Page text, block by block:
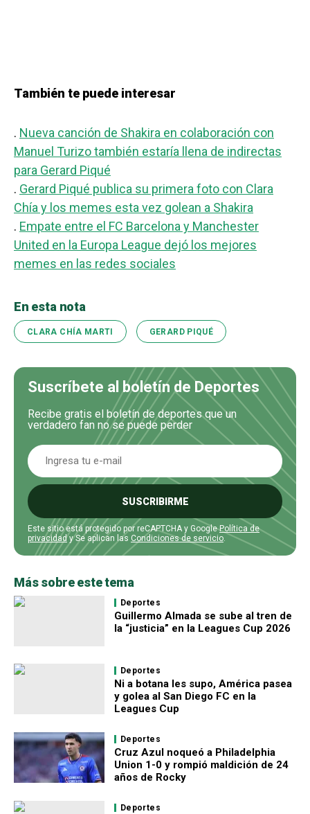
También te puede interesar
. Nueva canción de Shakira en colaboración con
Manuel Turizo también estaría llena de indirectas
para Gerard Piqué
. Gerard Piqué publica su primera foto con Clara
Chía y los memes esta vez golean a Shakira
. Empate entre el FC Barcelona y Manchester
United en la Europa League dejó los mejores
memes en las redes sociales
En esta nota
CLARA CHÍA MARTI GERARD PIQUÉ
Suscríbete al boletín de Deportes
Recibe gratis el boletín de deportes que un
verdadero fan no se puede perder
SUSCRIBIRME
Este sitio está protegido por reCAPTCHA y GooglePolítica de
privacidady Se aplican las Condiciones de servicio.
Más sobre este tema
Deportes
Guillermo Almada se sube al tren de
la “justicia” en la Leagues Cup 2026
Deportes
Ni a botana les supo, América pasea
y golea al San Diego FC en la
Leagues Cup
Deportes
Cruz Azul noqueó a Philadelphia
Union 1-0 y rompió maldición de 24
años de Rocky
Deportes